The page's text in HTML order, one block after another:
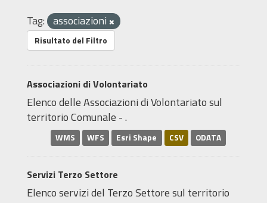
Tag: associazioni
Risultato del Filtro
Associazioni di Volontariato
Elenco delle Associazioni di Volontariato sul
territorio Comunale - .
WMS WFS Esri Shape CSV ODATA
Servizi Terzo Settore
Elenco servizi del Terzo Settore sul territorio